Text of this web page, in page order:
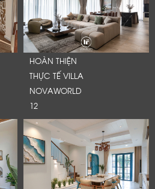
HOÀN THIỆN
THỰC TẾ VILLA
NOVAWORLD
12